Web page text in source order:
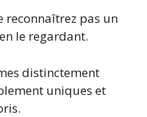
reconnaîtrez pas un
le regardant.
distinctement
uniques et